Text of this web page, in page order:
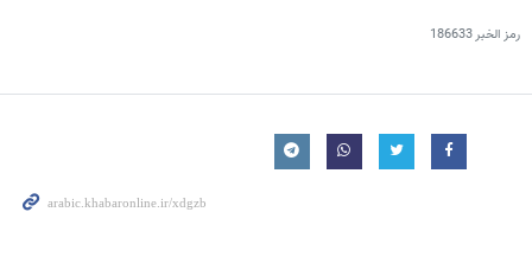
رمز الخبر186633